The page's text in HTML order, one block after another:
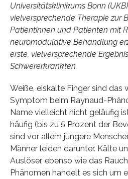
Universitätsklinikums Bonn
vielversprechende Therapie zur
Patientinnen und Patienten mit
neuromodulative Behandlung
erste, vielversprechende
Schwererkrankten.
Weiße, eiskalte Finger sind
Symptom beim Raynaud-
Name vielleicht nicht geläufig
häufig (bis zu 5 Prozent der
sind vor allem jüngere
Männer leiden darunter. Kälte
Auslöser, ebenso wie das
Phänomen handelt es sich um